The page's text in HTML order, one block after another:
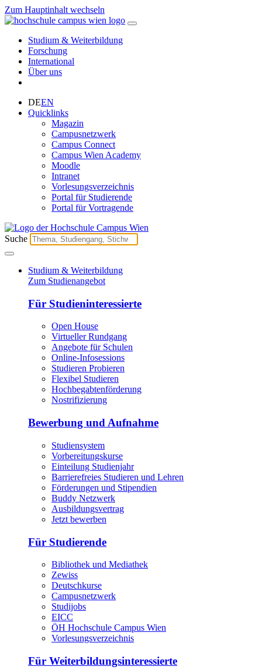
Zum Hauptinhalt wechseln
Studium & Weiterbildung
Forschung
International
Über uns
DEEN
Quicklinks
Magazin
Campusnetzwerk
Campus Connect
Campus Wien Academy
Moodle
Intranet
Vorlesungsverzeichnis
Portal für Studierende
Portal für Vortragende
Suche
Studium & Weiterbildung
Zum Studienangebot
Für Studieninteressierte
Open House
Virtueller Rundgang
Angebote für Schulen
Online-Infosessions
Studieren Probieren
Flexibel Studieren
Hochbegabtenförderung
Nostrifizierung
Bewerbung und Aufnahme
Studiensystem
Vorbereitungskurse
Einteilung Studienjahr
Barrierefreies Studieren und Lehren
Förderungen und Stipendien
Buddy Netzwerk
Ausbildungsvertrag
Jetzt bewerben
Für Studierende
Bibliothek und Mediathek
Zewiss
Deutschkurse
Campusnetzwerk
Studijobs
EICC
ÖH Hochschule Campus Wien
Vorlesungsverzeichnis
Für Weiterbildungsinteressierte